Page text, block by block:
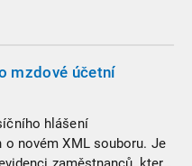
jaké jsou nejčastější
si dát v roce 2026
mzdové účetní
hlášení
novém XML souboru. Je